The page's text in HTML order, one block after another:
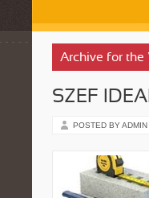
Archive for the
SZEF
POSTED BY ADMIN